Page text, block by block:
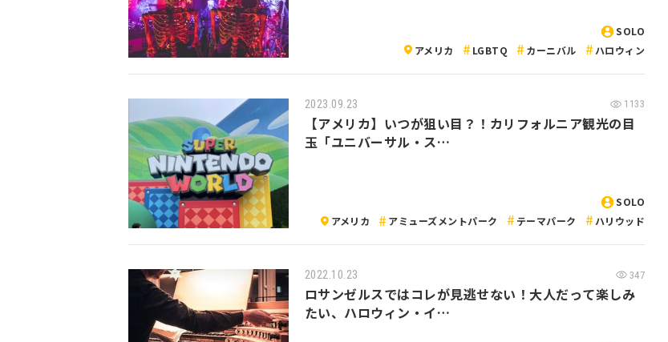
SOLO
アメリカ
LGBTQ カーニバル ハロウィン
2023.09.23 1133
【アメリカ】いつが狙い目？！カリフォルニア観光の目
玉「ユニバーサル・ス…
SOLO
アメリカ
アミューズメントパーク テーマパーク ハリウッド
2022.10.23 347
ロサンゼルスではコレが見逃せない！大人だって楽しみ
たい、ハロウィン・イ…